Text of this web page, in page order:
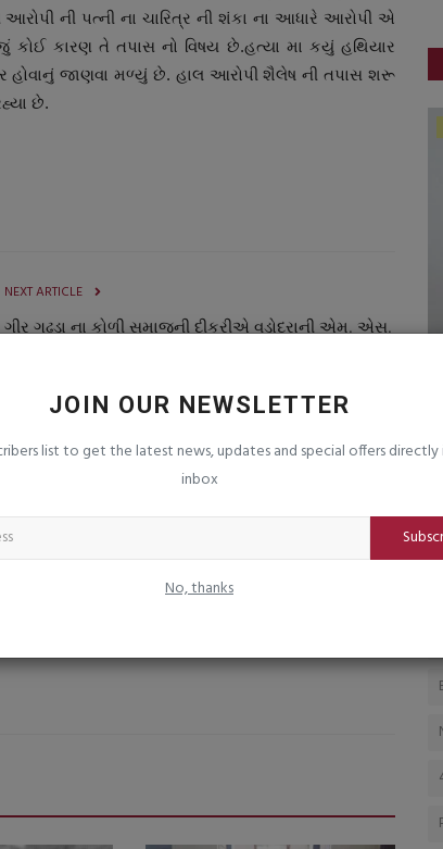
JOIN OUR NEWSLETTER
list to get the latest news, updates and special offers directly
inbox
No, thanks
ની પત્ની ના ચારિત્ર ની શંકા ના આધારે આરોપી એ
કોઈ કારણ તે તપાસ નો વિષય છે.હત્યા મા કયું હથિયાર
હોવાનું જાણવા મળ્યું છે. હાલ આરોપી શૈલેષ ની તપાસ શરૂ
છે.
NEXT ARTICLE
ગીર ગઢડા ના કોળી સમાજની દીકરીએ વડોદરાની એમ. એસ.
5.77 કરોડના...
ગ્રામજનો, ખેડૂતો અને વિદ્યાર્થીઓને...